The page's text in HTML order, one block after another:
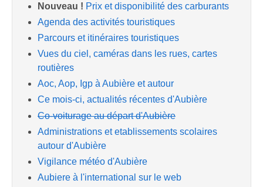
Nouveau ! Prix et disponibilité des carburants
Agenda des activités touristiques
Parcours et itinéraires touristiques
Vues du ciel, caméras dans les rues, cartes
routières
Aoc, Aop, Igp à Aubière et autour
Ce mois-ci, actualités récentes d'Aubière
Co-voiturage au départ d'Aubière
Administrations et etablissements scolaires
autour d'Aubière
Vigilance météo d'Aubière
Aubiere à l'international sur le web